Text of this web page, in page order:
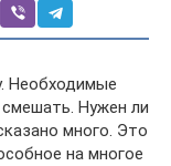
Необходимые
Нужен ли
много. Это
на многое